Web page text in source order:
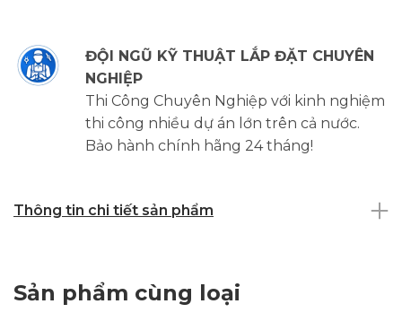
ĐỘI NGŨ KỸ THUẬT LẮP ĐẶT CHUYÊN
NGHIỆP
Thi Công Chuyên Nghiệp với kinh nghiệm
thi công nhiều dự án lớn trên cả nước.
Bảo hành chính hãng 24 tháng!
Thông tin chi tiết sản phẩm
Sản phẩm cùng loại